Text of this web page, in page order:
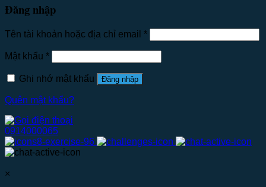
Đăng nhập
Tên tài khoản hoặc địa chỉ email *
Mật khẩu *
Ghi nhớ mật khẩu Đăng nhập
Quên mật khẩu?
0914000065
×